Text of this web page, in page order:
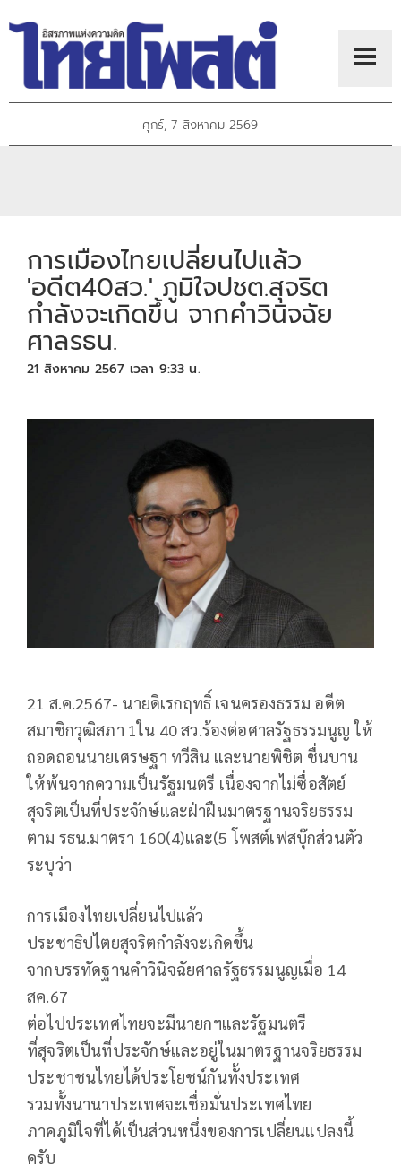
ศุกร์, 7 สิงหาคม 2569
การเมืองไทยเปลี่ยนไปแล้ว
'อดีต40สว.' ภูมิใจปชต.สุจริต
กำลังจะเกิดขึ้น จากคำวินิจฉัย
ศาลรธน.
21 สิงหาคม 2567 เวลา 9:33 น.
21 ส.ค.2567- นายดิเรกฤทธิ์ เจนครองธรรม อดีต
สมาชิกวุฒิสภา 1ใน 40 สว.ร้องต่อศาลรัฐธรรมนูญ ให้
ถอดถอนนายเศรษฐา ทวีสิน และนายพิชิต ชื่นบาน
ให้พ้นจากความเป็นรัฐมนตรี เนื่องจากไม่ซื่อสัตย์
สุจริตเป็นที่ประจักษ์และฝ่าฝืนมาตรฐานจริยธรรม
ตาม รธน.มาตรา 160(4)และ(5 โพสต์เฟสบุ๊กส่วนตัว
ระบุว่า
การเมืองไทยเปลี่ยนไปแล้ว
ประชาธิปไตยสุจริตกำลังจะเกิดขึ้น
จากบรรทัดฐานคำวินิจฉัยศาลรัฐธรรมนูญเมื่อ 14
สค.67
ต่อไปประเทศไทยจะมีนายกฯและรัฐมนตรี
ที่สุจริตเป็นที่ประจักษ์และอยู่ในมาตรฐานจริยธรรม
ประชาชนไทยได้ประโยชน์กันทั้งประเทศ
รวมทั้งนานาประเทศจะเชื่อมั่นประเทศไทย
ภาคภูมิใจที่ได้เป็นส่วนหนึ่งของการเปลี่ยนแปลงนี้
ครับ